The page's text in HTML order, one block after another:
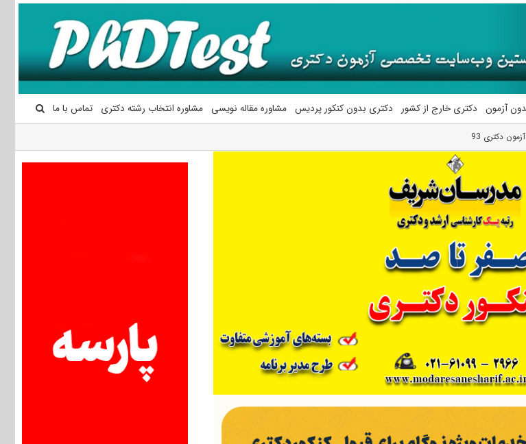
آزمون دکتری خارج از کشور دکتری بدون کنکور پردیس مشاوره مقاله نویسی مشاوره انتخاب رشته دکتری تماس با ما
دکتری 93